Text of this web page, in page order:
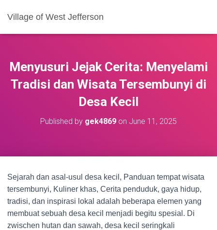
Village of West Jefferson
Menyusuri Jejak Cerita: Menyelami
Tradisi dan Wisata Tersembunyi di
Desa Kecil
Published by gek4869 on June 11, 2025
Sejarah dan asal-usul desa kecil, Panduan tempat wisata
tersembunyi, Kuliner khas, Cerita penduduk, gaya hidup,
tradisi, dan inspirasi lokal adalah beberapa elemen yang
membuat sebuah desa kecil menjadi begitu spesial. Di
zwischen hutan dan sawah, desa kecil seringkali